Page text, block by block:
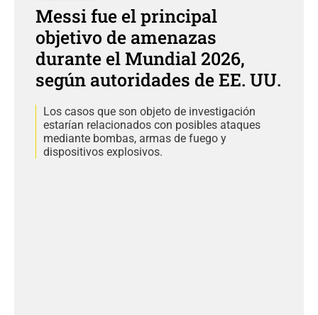
Messi fue el principal
objetivo de amenazas
durante el Mundial 2026,
según autoridades de EE. UU.
Los casos que son objeto de investigación
estarían relacionados con posibles ataques
mediante bombas, armas de fuego y
dispositivos explosivos.